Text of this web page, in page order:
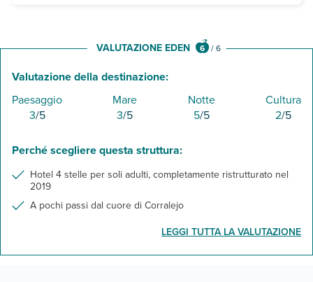
- consumo illimitato in bicchiere di acqua, soft drink, tè,
- snack caldi e freddi presso il pool bar
VALUTAZIONE EDEN 6 /6
Valutazione della destinazione:
Paesaggio
3/5
Mare
3/5
Notte
5/5
Cultura
2/5
Perché scegliere questa struttura:
Hotel 4 stelle per soli adulti, completamente ristrutturato nel
2019
A pochi passi dal cuore di Corralejo
LEGGI TUTTA LA VALUTAZIONE